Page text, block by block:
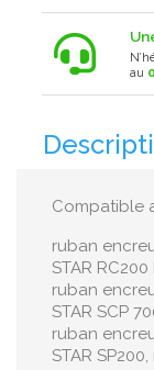
au
Compatible
ruban
STAR
ruban
STAR SCP
ruban
STAR